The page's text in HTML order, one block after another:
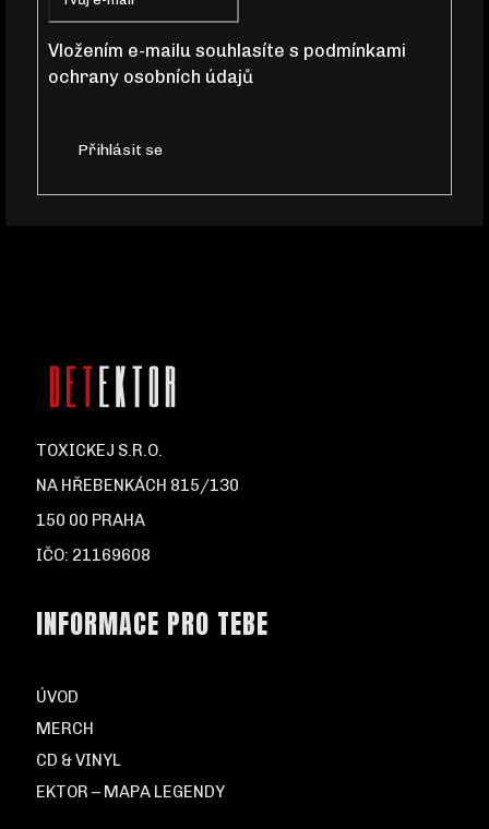
Vložením e-mailu souhlasíte s podmínkami
ochrany osobních údajů
Přihlásit se
TOXICKEJ S.R.O.
NA HŘEBENKÁCH 815/130
150 00 PRAHA
IČO: 21169608
INFORMACE PRO TEBE
ÚVOD
MERCH
CD & VINYL
EKTOR – MAPA LEGENDY